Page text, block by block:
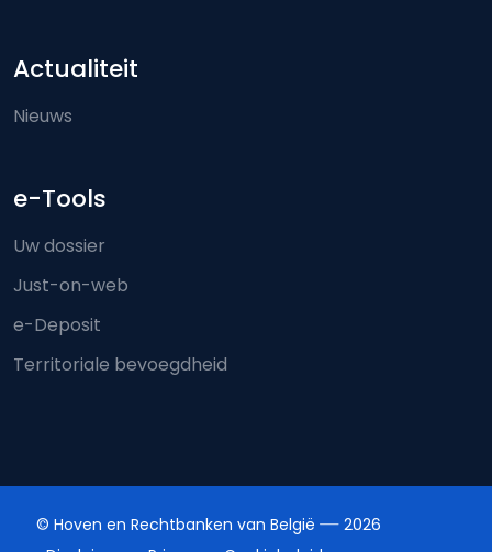
Actualiteit
Nieuws
e-Tools
Uw dossier
Just-on-web
e-Deposit
Territoriale bevoegdheid
© Hoven en Rechtbanken van België
2026